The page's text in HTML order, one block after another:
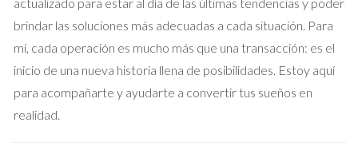
su potencial.
Flexibilidad en las visitas:Estar disponible para mostrar
tu casa en horarios que se adapten a los potenciales
compradores puede resultar en más visitas y, por ende,
Estudios de caso
brindar las soluciones más adecuadas a cada situación. Para
mí, cada operación es mucho más que una transacción: es el
inicio de una nueva historia llena de posibilidades. Estoy aquí
para acompañarte y ayudarte a convertir tus sueños en
realidad.